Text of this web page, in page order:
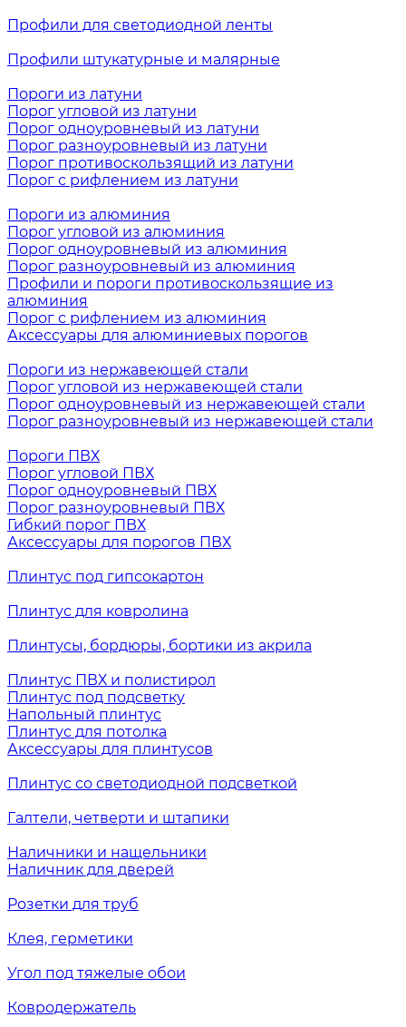
Профили для светодиодной ленты
Профили штукатурные и малярные
Пороги из латуни
Порог угловой из латуни
Порог одноуровневый из латуни
Порог разноуровневый из латуни
Порог противоскользящий из латуни
Порог с рифлением из латуни
Пороги из алюминия
Порог угловой из алюминия
Порог одноуровневый из алюминия
Порог разноуровневый из алюминия
Профили и пороги противоскользящие из
алюминия
Порог с рифлением из алюминия
Аксессуары для алюминиевых порогов
Пороги из нержавеющей стали
Порог угловой из нержавеющей стали
Порог одноуровневый из нержавеющей стали
Порог разноуровневый из нержавеющей стали
Пороги ПВХ
Порог угловой ПВХ
Порог одноуровневый ПВХ
Порог разноуровневый ПВХ
Гибкий порог ПВХ
Аксессуары для порогов ПВХ
Плинтус под гипсокартон
Плинтус для ковролина
Плинтусы, бордюры, бортики из акрила
Плинтус ПВХ и полистирол
Плинтус под подсветку
Напольный плинтус
Плинтус для потолка
Аксессуары для плинтусов
Плинтус со светодиодной подсветкой
Галтели, четверти и штапики
Наличники и нащельники
Наличник для дверей
Розетки для труб
Клея, герметики
Угол под тяжелые обои
Ковродержатель